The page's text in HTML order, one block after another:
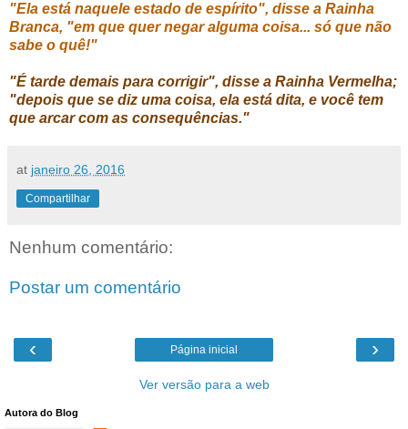
"Ela está naquele estado de espírito", disse a Rainha
Branca, "em que quer negar alguma coisa... só que não
sabe o quê!"
"É tarde demais para corrigir", disse a Rainha Vermelha;
"depois que se diz uma coisa, ela está dita, e você tem
que arcar com as consequências."
at janeiro 26, 2016
Compartilhar
Nenhum comentário:
Postar um comentário
‹ ›
Página inicial
Ver versão para a web
Autora do Blog